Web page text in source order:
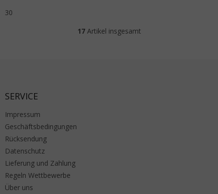
30
Steuerelemente der Liste
17Artikel insgesamt
SERVICE
Impressum
Geschäftsbedingungen
Rücksendung
Datenschutz
Lieferung und Zahlung
Regeln Wettbewerbe
Über uns